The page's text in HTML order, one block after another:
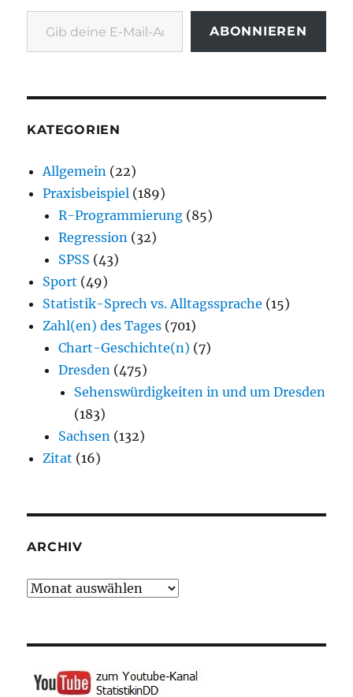
Gib deine E-Mail-Adresse ein ...
ABONNIEREN
KATEGORIEN
Allgemein (22)
Praxisbeispiel (189)
R-Programmierung (85)
Regression (32)
SPSS (43)
Sport (49)
Statistik-Sprech vs. Alltagssprache (15)
Zahl(en) des Tages (701)
Chart-Geschichte(n) (7)
Dresden (475)
Sehenswürdigkeiten in und um Dresden
(183)
Sachsen (132)
Zitat (16)
ARCHIV
Archiv